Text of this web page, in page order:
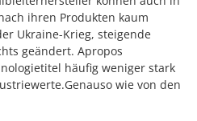
ihren Produkten kaum
Ukraine-Krieg, steigende
geändert. Apropos
häufig weniger stark
wie von den